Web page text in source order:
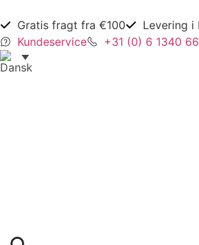
Gratis fragt fra €100 Levering i
Kundeservice
+31 (0) 6 1340